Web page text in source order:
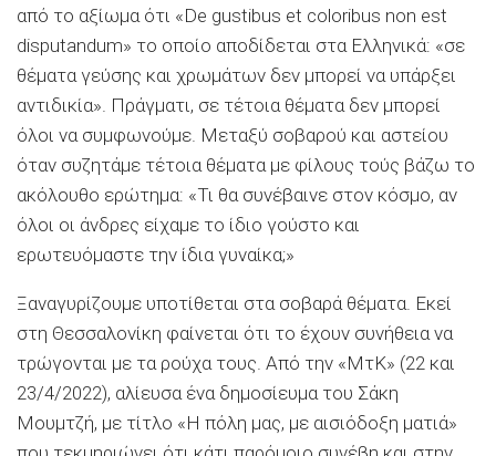
από το αξίωμα ότι «De gustibus et coloribus non est
disputandum» το οποίο αποδίδεται στα Ελληνικά: «σε
θέματα γεύσης και χρωμάτων δεν μπορεί να υπάρξει
αντιδικία». Πράγματι, σε τέτοια θέματα δεν μπορεί
όλοι να συμφωνούμε. Μεταξύ σοβαρού και αστείου
όταν συζητάμε τέτοια θέματα με φίλους τούς βάζω το
ακόλουθο ερώτημα: «Τι θα συνέβαινε στον κόσμο, αν
όλοι οι άνδρες είχαμε το ίδιο γούστο και
ερωτευόμαστε την ίδια γυναίκα;»
Ξαναγυρίζουμε υποτίθεται στα σοβαρά θέματα. Εκεί
στη Θεσσαλονίκη φαίνεται ότι το έχουν συνήθεια να
τρώγονται με τα ρούχα τους. Από την «ΜτΚ» (22 και
23/4/2022), αλίευσα ένα δημοσίευμα του Σάκη
Μουμτζή, με τίτλο «Η πόλη μας, με αισιόδοξη ματιά»